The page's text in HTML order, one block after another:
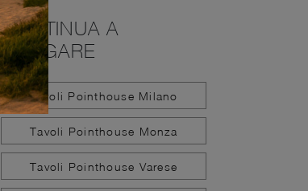
CONTINUA A
NAVIGARE
Tavoli Pointhouse Milano
Tavoli Pointhouse Monza
Tavoli Pointhouse Varese